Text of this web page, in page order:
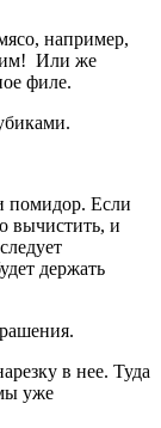
например,
Или же
филе.
помидор. Если
вычистить, и
держать
в нее. Туда
уже